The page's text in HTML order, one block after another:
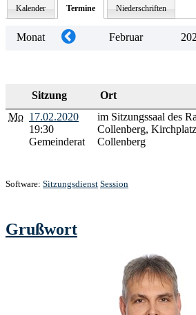
Kalender Termine Niederschriften
Monat Februar
Sitzung
Ort
Mo 17.02.2020
19:30
Gemeinderat
im Sitzungssaal des
Collenberg,
Collenberg
Software: Sitzungsdienst Session
Grußwort